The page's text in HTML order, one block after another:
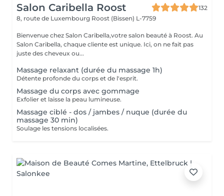
Salon Caribella Roost
132
8, route de Luxembourg Roost (Bissen) L-7759
Bienvenue chez Salon Caribella,votre salon beauté à Roost. Au
Salon Caribella, chaque cliente est unique. Ici, on ne fait pas
juste des cheveux ou...
Massage relaxant (durée du massage 1h)
Détente profonde du corps et de l'esprit.
Massage du corps avec gommage
Exfolier et laisse la peau lumineuse.
Massage ciblé - dos / jambes / nuque (durée du
massage 30 min)
Soulage les tensions localisées.